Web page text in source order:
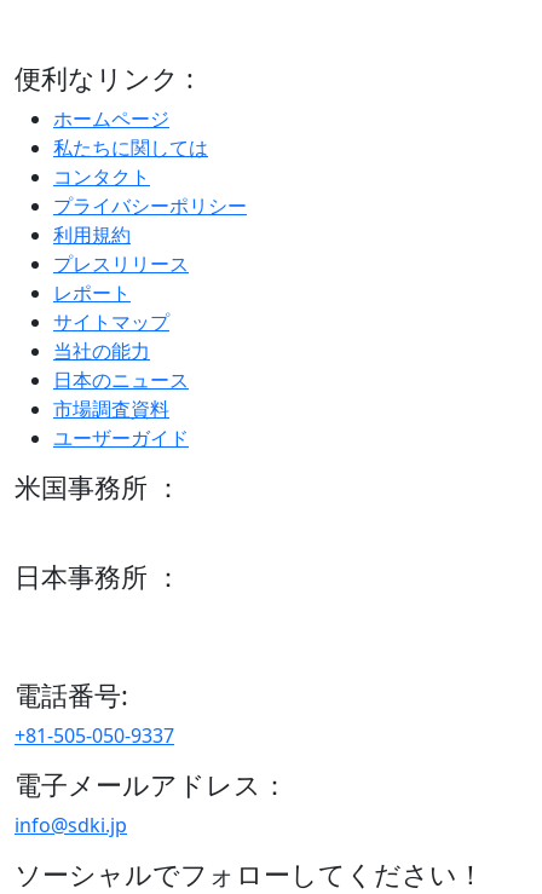
便利なリンク :
ホームページ
私たちに関しては
コンタクト
プライバシーポリシー
利用規約
プレスリリース
レポート
サイトマップ
当社の能力
日本のニュース
市場調査資料
ユーザーガイド
米国事務所 ：
日本事務所 ：
電話番号:
+81-505-050-9337
電子メールアドレス：
info@sdki.jp
ソーシャルでフォローしてください！